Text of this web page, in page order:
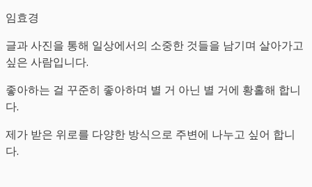
임효경
글과 사진을 통해 일상에서의 소중한 것들을 남기며 살아가고
싶은 사람입니다.
좋아하는 걸 꾸준히 좋아하며 별 거 아닌 별 거에 황홀해 합니
다.
제가 받은 위로를 다양한 방식으로 주변에 나누고 싶어 합니
다.